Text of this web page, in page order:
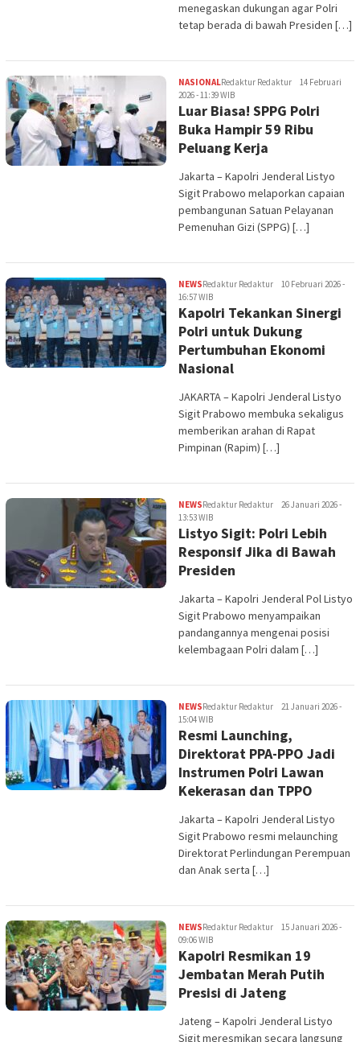
menegaskan dukungan agar Polri
tetap berada di bawah Presiden […]
NASIONALRedaktur Redaktur
14 Februari
2026 - 11:39 WIB
Luar Biasa! SPPG Polri
Buka Hampir 59 Ribu
Peluang Kerja
Jakarta – Kapolri Jenderal Listyo
Sigit Prabowo melaporkan capaian
pembangunan Satuan Pelayanan
Pemenuhan Gizi (SPPG) […]
NEWSRedaktur Redaktur
10 Februari 2026 -
16:57 WIB
Kapolri Tekankan Sinergi
Polri untuk Dukung
Pertumbuhan Ekonomi
Nasional
JAKARTA – Kapolri Jenderal Listyo
Sigit Prabowo membuka sekaligus
memberikan arahan di Rapat
Pimpinan (Rapim) […]
NEWSRedaktur Redaktur
26 Januari 2026 -
13:53 WIB
Listyo Sigit: Polri Lebih
Responsif Jika di Bawah
Presiden
Jakarta – Kapolri Jenderal Pol Listyo
Sigit Prabowo menyampaikan
pandangannya mengenai posisi
kelembagaan Polri dalam […]
NEWSRedaktur Redaktur
21 Januari 2026 -
15:04 WIB
Resmi Launching,
Direktorat PPA-PPO Jadi
Instrumen Polri Lawan
Kekerasan dan TPPO
Jakarta – Kapolri Jenderal Listyo
Sigit Prabowo resmi melaunching
Direktorat Perlindungan Perempuan
dan Anak serta […]
NEWSRedaktur Redaktur
15 Januari 2026 -
09:06 WIB
Kapolri Resmikan 19
Jembatan Merah Putih
Presisi di Jateng
Jateng – Kapolri Jenderal Listyo
Sigit meresmikan secara langsung